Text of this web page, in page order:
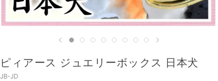
ピィアース ジュエリーボックス 日本犬
JB-JD